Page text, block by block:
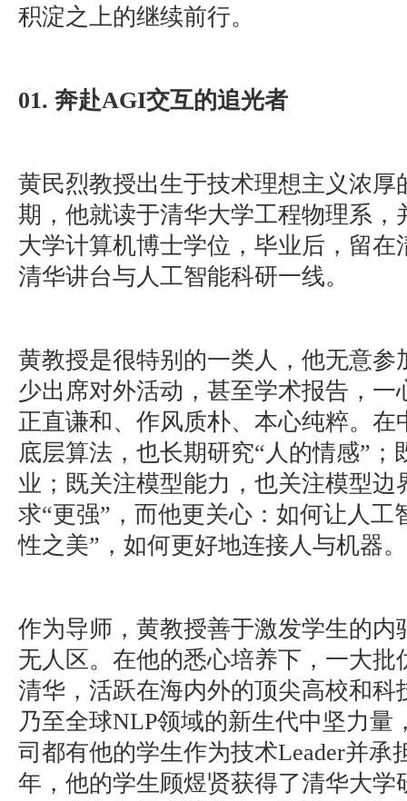
积淀之上的继续前行。
01. 奔赴AGI交互的追光者
黄民烈教授出生于技术理想主义浓厚
期，他就读于清华大学工程物理系，
大学计算机博士学位，毕业后，留在
清华讲台与人工智能科研一线。
黄教授是很特别的一类人，他无意参
少出席对外活动，甚至学术报告，一
正直谦和、作风质朴、本心纯粹。
底层算法，也长期研究“人的情感”；
业；既关注模型能力，也关注模型边
求“更强”，而他更关心：如何让人工
性之美”，如何更好地连接人与机器。
作为导师，黄教授善于激发学生的内
无人区。在他的悉心培养下，一大批
清华，活跃在海内外的顶尖高校和科
乃至全球NLP领域的新生代中坚力量
司都有他的学生作为技术Leader并承
年，他的学生顾煜贤获得了清华大学